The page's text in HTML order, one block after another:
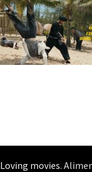
Loving movies.